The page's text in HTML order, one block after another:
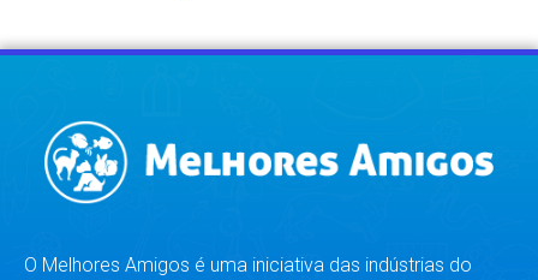
O Melhores Amigos é uma iniciativa das indústrias do